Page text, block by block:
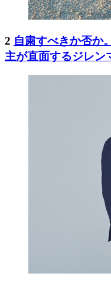
2 自粛すべきか否か
主が直面するジレン